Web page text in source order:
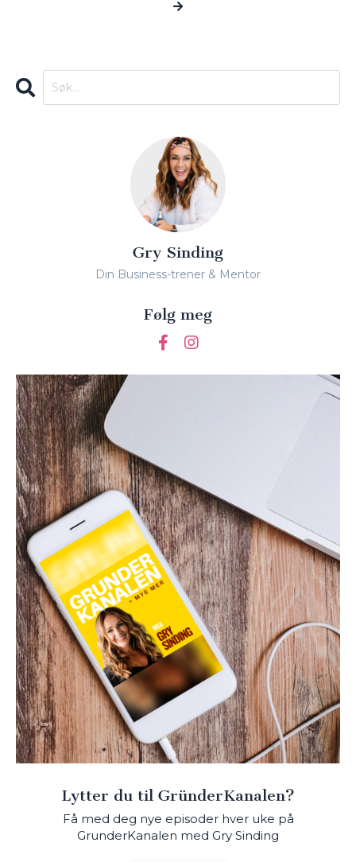
Gry Sinding
Din Business-trener & Mentor
Følg meg
Lytter du til GründerKanalen?
Få med deg nye episoder hver uke på
GrunderKanalen med Gry Sinding